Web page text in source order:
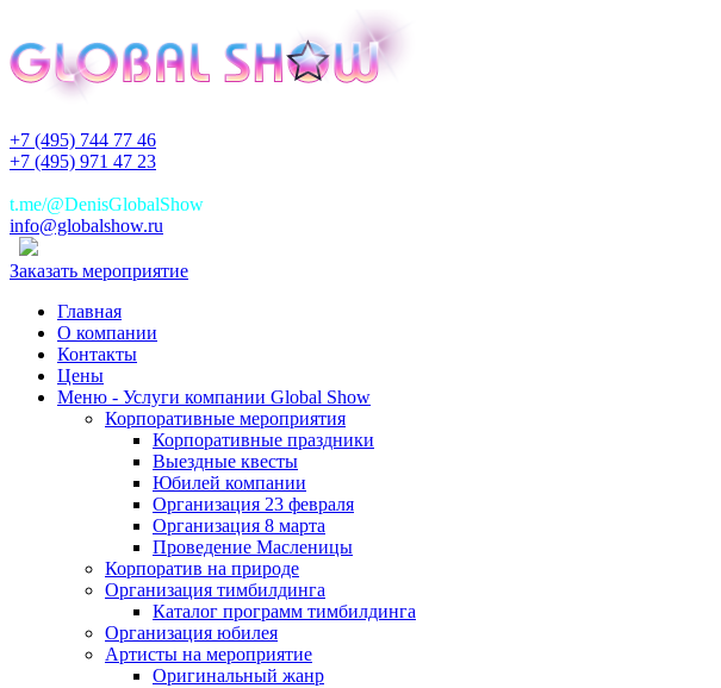
+7 (495) 744 77 46
+7 (495) 971 47 23
t.me/@DenisGlobalShow
info@globalshow.ru
Заказать мероприятие
Главная
О компании
Контакты
Цены
Меню - Услуги компании Global Show
Корпоративные мероприятия
Корпоративные праздники
Выездные квесты
Юбилей компании
Организация 23 февраля
Организация 8 марта
Проведение Масленицы
Корпоратив на природе
Организация тимбилдинга
Каталог программ тимбилдинга
Организация юбилея
Артисты на мероприятие
Оригинальный жанр